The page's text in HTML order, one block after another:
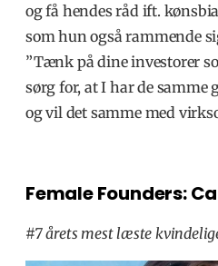
og få hendes råd ift.
som hun også rammende
”Tænk på dine investorer
sørg for, at I har de
og vil det samme med
Female Founders:
#7 årets mest læste